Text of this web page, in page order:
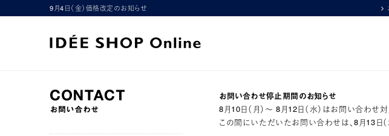
9月4日（金）価格改定のお知らせ
お問い合わせ停止期間のお知らせ
8月10日（月）～ 8月12日（水）はお問い合わせ対
この間にいただいたお問い合わせは、8月13日（